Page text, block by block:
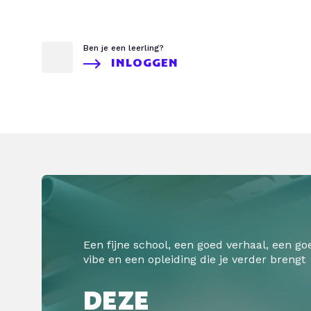
Ben je een leerling?
INLOGGEN
Een fijne school, een goed verhaal, een
vibe en een opleiding die je verder brengt
DEZE